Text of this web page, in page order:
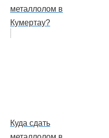
металлолом в
Кумертау?
Куда сдать